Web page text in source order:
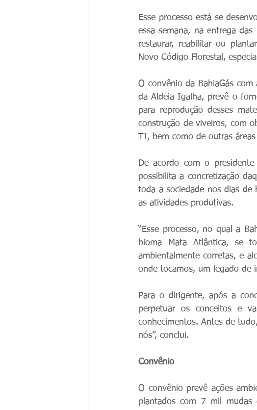
Esse processo está se
essa semana, na entrega
restaurar, reabilitar ou
Novo Código Florestal,
O convênio da BahiaGás
da Aldeia Igalha, prevê o
para reprodução desses
construção de viveiros, com
TI, bem como de outras
De acordo com o
possibilita a concretização
toda a sociedade nos dias de
as atividades produtivas.
“Esse processo, no qual a
bioma Mata Atlântica, se
ambientalmente corretas, e
onde tocamos, um legado de
Para o dirigente, após a
perpetuar os conceitos e
conhecimentos. Antes de
nós”, conclui.
Convênio
O convênio prevê ações
plantados com 7 mil mudas